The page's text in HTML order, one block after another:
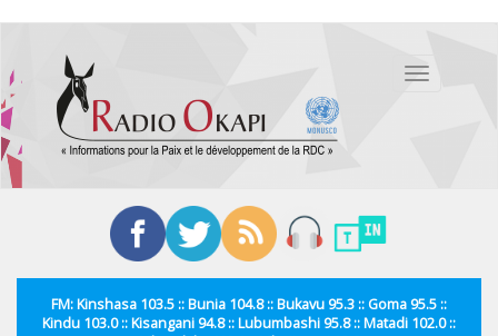
contenu
principal
Toggle
FM: Kinshasa 103.5 :: Bunia 104.8 :: Bukavu 95.3 :: Goma 95.5 ::
Kindu 103.0 :: Kisangani 94.8 :: Lubumbashi 95.8 :: Matadi 102.0 ::